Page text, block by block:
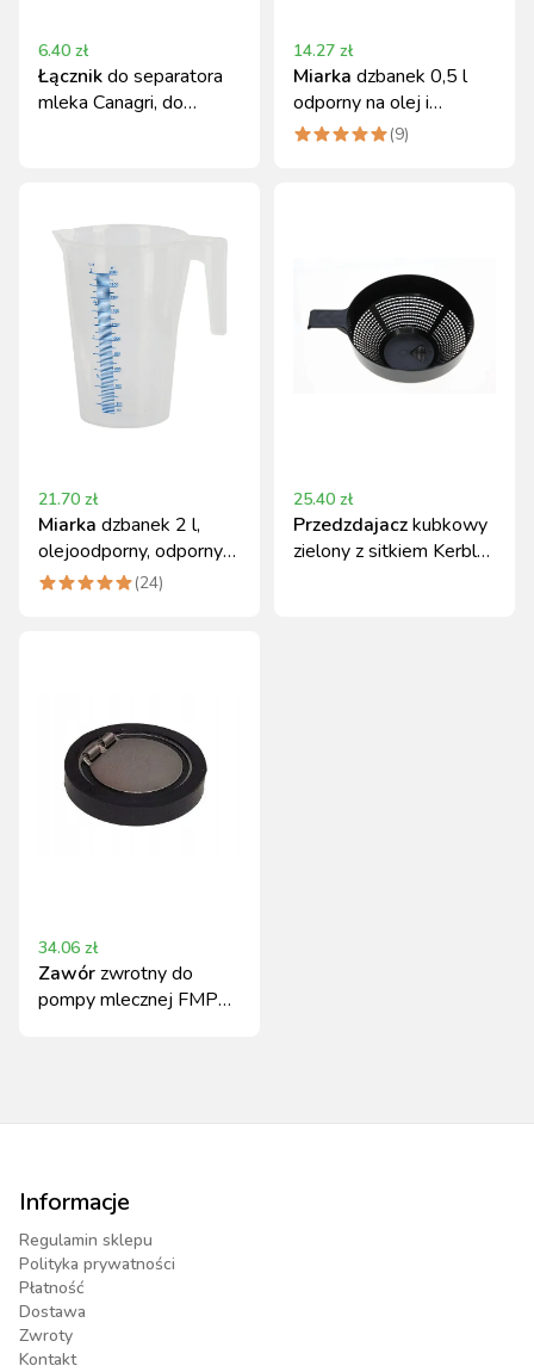
6.40 zł
Łącznikdo separatora
mleka Canagri, do
14.27 zł
Miarka dzbanek 0,5 l
odporny na olej i
chemikalia Kerbl
(9)
21.70 zł
Miarka dzbanek 2 l,
olejoodporny, odporny
na chemikalia, Kerbl
(24)
25.40 zł
Przedzdajaczkubkowy
zielony z sitkiem Kerbl
34.06 zł
Zawórzwrotny do
pompy mlecznej FMP
Informacje
Regulamin sklepu
Polityka prywatności
Płatność
Dostawa
Zwroty
Kontakt